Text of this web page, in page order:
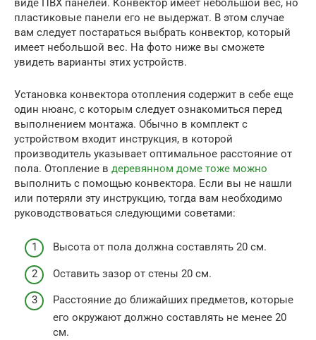
виде ПВХ панелей. Конвектор имеет небольшой вес, но
пластиковые панели его не выдержат. В этом случае
вам следует постараться выбрать конвектор, который
имеет небольшой вес. На фото ниже вы сможете
увидеть варианты этих устройств.
Установка конвектора отопления содержит в себе еще
один нюанс, с которым следует ознакомиться перед
выполнением монтажа. Обычно в комплект с
устройством входит инструкция, в которой
производитель указывает оптимальное расстояние от
пола. Отопление в деревянном доме тоже можно
выполнить с помощью конвектора. Если вы не нашли
или потеряли эту инструкцию, тогда вам необходимо
руководствоваться следующими советами:
Высота от пола должна составлять 20 см.
Оставить зазор от стены 20 см.
Расстояние до ближайших предметов, которые
его окружают должно составлять не менее 20
см.